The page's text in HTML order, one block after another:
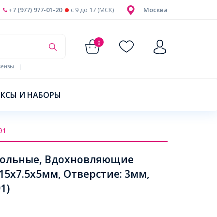
Москва
+7 (977) 977-01-20 c 9 до 17 (МСК)
0
|
И НАБОРЫ
Вдохновляющие
Отверстие: 3мм,